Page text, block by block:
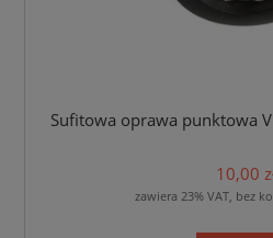
Sufitowa oprawa punktowa
10,00
zawiera 23% VAT, bez